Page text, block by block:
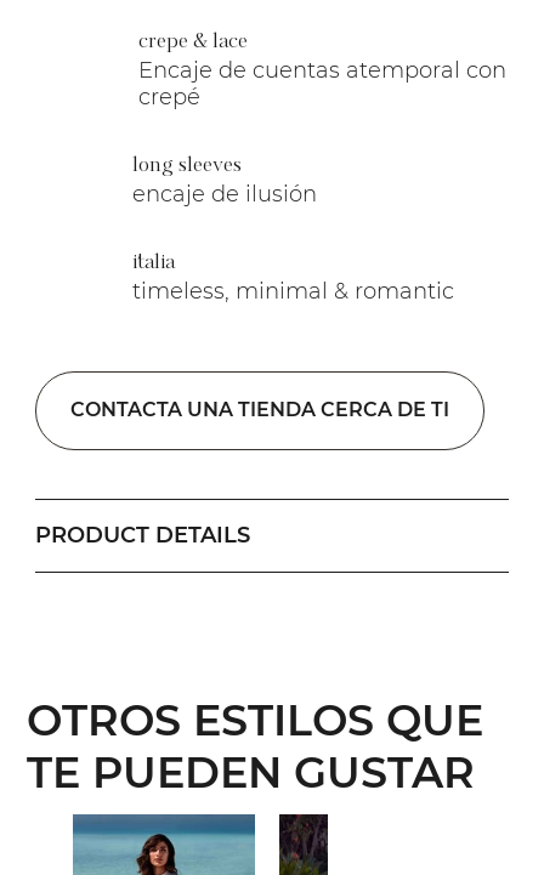
crepe & lace
Encaje de cuentas atemporal con
crepé
long sleeves
encaje de ilusión
italia
timeless, minimal & romantic
CONTACTA UNA TIENDA CERCA DE TI
PRODUCT DETAILS
OTROS ESTILOS QUE
TE PUEDEN GUSTAR